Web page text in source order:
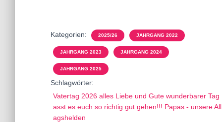
Kategorien: 2025/26 JAHRGANG 2022
JAHRGANG 2023 JAHRGANG 2024
JAHRGANG 2025
Schlagwörter:
Vatertag 2026 alles Liebe und Gute wunderbarer Tag
asst es euch so richtig gut gehen!!! Papas - unsere
agshelden